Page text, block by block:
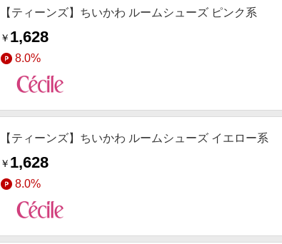
【ティーンズ】ちいかわ ルームシューズ ピンク系
￥ 1,628
8.0%
【ティーンズ】ちいかわ ルームシューズ イエロー系
￥ 1,628
8.0%